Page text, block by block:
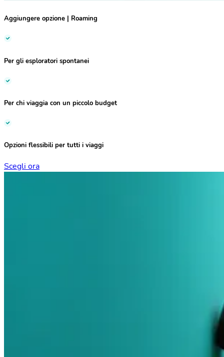
Aggiungere opzione | Roaming
Per gli esploratori spontanei
Per chi viaggia con un piccolo budget
Opzioni flessibili per tutti i viaggi
Scegli ora